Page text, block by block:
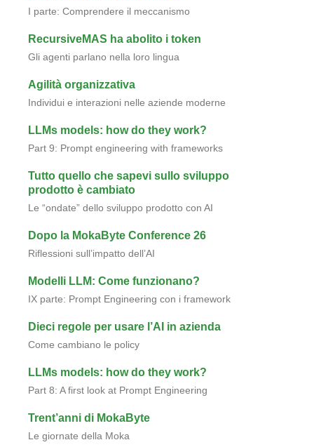
I parte: Comprendere il meccanismo
RecursiveMAS ha abolito i token
Gli agenti parlano nella loro lingua
Agilità organizzativa
Individui e interazioni nelle aziende moderne
LLMs models: how do they work?
Part 9: Prompt engineering with frameworks
Tutto quello che sapevi sullo sviluppo
prodotto è cambiato
Le “ondate” dello sviluppo prodotto con AI
Dopo la MokaByte Conference 26
Riflessioni sull’impatto dell’AI
Modelli LLM: Come funzionano?
IX parte: Prompt Engineering con i framework
Dieci regole per usare l’AI in azienda
Come cambiano le policy
LLMs models: how do they work?
Part 8: A first look at Prompt Engineering
Trent’anni di MokaByte
Le giornate della Moka